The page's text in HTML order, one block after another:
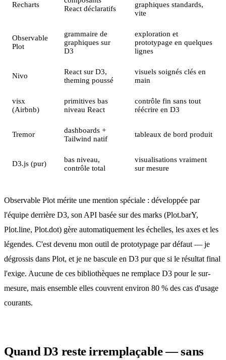
Recharts
React déclaratifs
graphiques standards,
vite
Observable
Plot
grammaire de
graphiques sur
D3
exploration et
prototypage en quelques
lignes
Nivo
React sur D3,
theming poussé
visuels soignés clés en
main
visx
(Airbnb)
primitives bas
niveau React
contrôle fin sans tout
réécrire en D3
Tremor
dashboards +
Tailwind natif
tableaux de bord produit
D3.js (pur)
bas niveau,
contrôle total
visualisations vraiment
sur mesure
Observable Plot mérite une mention spéciale : développée par
l'équipe derrière D3, son API basée sur des marks (Plot.barY,
Plot.line, Plot.dot) gère automatiquement les échelles, les axes et les
légendes. C'est devenu mon outil de prototypage par défaut — je
dégrossis dans Plot, et je ne bascule en D3 pur que si le résultat final
l'exige. Aucune de ces bibliothèques ne remplace D3 pour le sur-
mesure, mais ensemble elles couvrent environ 80 % des cas d'usage
courants.
Quand D3 reste irremplaçable — sans